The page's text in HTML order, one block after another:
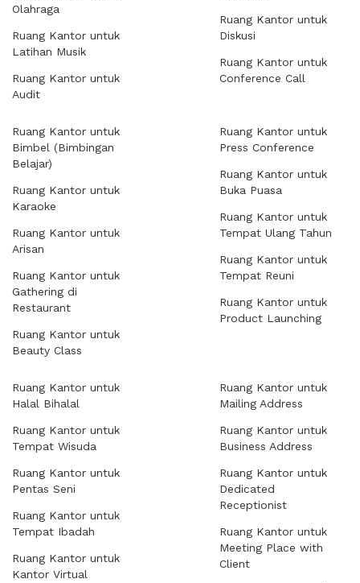
Olahraga
Ruang Kantor untuk
Latihan Musik
Ruang Kantor untuk
Audit
Ruang Kantor untuk
Diskusi
Ruang Kantor untuk
Conference Call
Ruang Kantor untuk
Bimbel (Bimbingan
Belajar)
Ruang Kantor untuk
Karaoke
Ruang Kantor untuk
Arisan
Ruang Kantor untuk
Gathering di
Restaurant
Ruang Kantor untuk
Beauty Class
Ruang Kantor untuk
Press Conference
Ruang Kantor untuk
Buka Puasa
Ruang Kantor untuk
Tempat Ulang Tahun
Ruang Kantor untuk
Tempat Reuni
Ruang Kantor untuk
Product Launching
Ruang Kantor untuk
Halal Bihalal
Ruang Kantor untuk
Tempat Wisuda
Ruang Kantor untuk
Pentas Seni
Ruang Kantor untuk
Tempat Ibadah
Ruang Kantor untuk
Kantor Virtual
Ruang Kantor untuk
Mailing Address
Ruang Kantor untuk
Business Address
Ruang Kantor untuk
Dedicated
Receptionist
Ruang Kantor untuk
Meeting Place with
Client